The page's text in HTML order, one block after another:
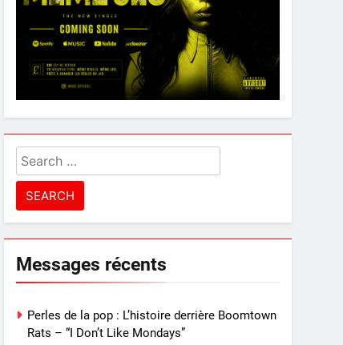
Search
for:
Messages récents
Perles de la pop : L’histoire derrière Boomtown
Rats – “I Don’t Like Mondays”